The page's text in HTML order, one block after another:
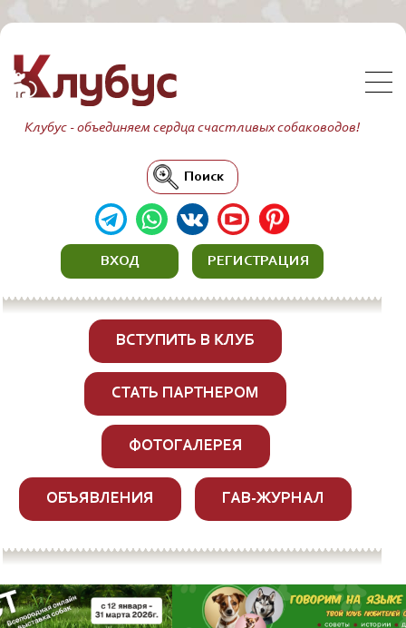
Клубус - объединяем сердца счастливых собаководов!
Поиск
ВХОД РЕГИСТРАЦИЯ
ВСТУПИТЬ В КЛУБ
СТАТЬ ПАРТНЕРОМ
ФОТОГАЛЕРЕЯ
ОБЪЯВЛЕНИЯ ГАВ-ЖУРНАЛ